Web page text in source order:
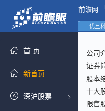
前瞻网
首 页
新首页
深沪股票
优旦
公司
证券
股本
十大
限售